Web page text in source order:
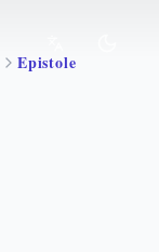
Epistole